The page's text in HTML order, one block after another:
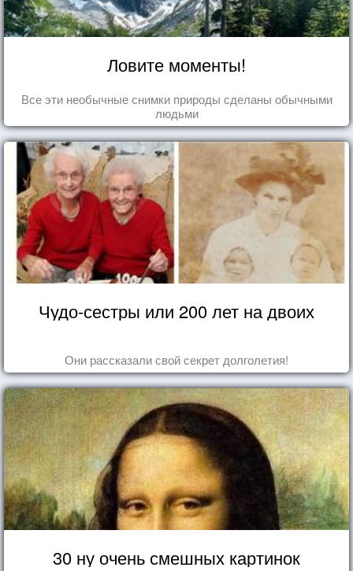
Ловите моменты!
Все эти необычные снимки природы сделаны обычными
людьми
Чудо-сестры или 200 лет на двоих
Они рассказали свой секрет долголетия!
30 ну очень смешных картинок